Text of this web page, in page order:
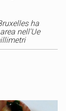
ha
nell'Ue